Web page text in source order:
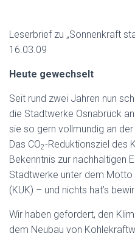
Leserbrief zu „Sonnenkraft
16.03.09
Heute gewechselt
Seit rund zwei Jahren nun
die Stadtwerke Osnabrück
sie so gern vollmundig an
Das CO2-Reduktionsziel des
Bekenntnis zur nachhaltigen
Stadtwerke unter dem
(KUK) – und nichts hat’s
Wir haben gefordert, den
dem Neubau von